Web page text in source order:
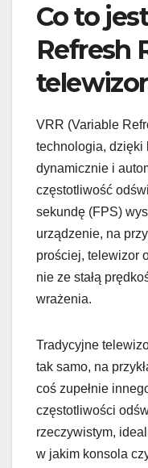
Co to
Refresh
VRR (Variable
technologia, dzięki
dynamicznie i
częstotliwość
sekundę (FPS)
urządzenie, na
prościej, telewizor
nie ze stałą
wrażenia.
Tradycyjne
tak samo, na
coś zupełnie
częstotliwości
rzeczywistym,
w jakim konsola